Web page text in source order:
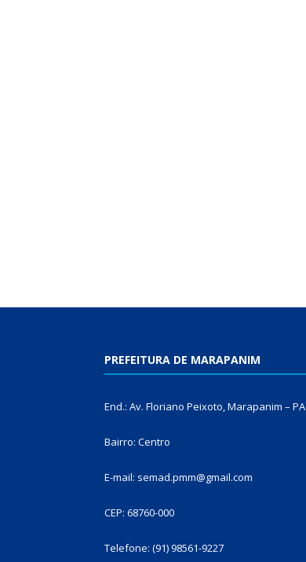
PREFEITURA DE MARAPANIM
End.: Av. Floriano Peixoto, Marapanim – PA
Bairro: Centro
E-mail: semad.pmm@gmail.com
CEP: 68760-000
Telefone: (91) 98561-9227